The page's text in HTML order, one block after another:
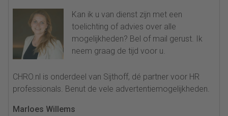
Kan ik u van dienst zijn met een
toelichting of advies over alle
mogelijkheden? Bel of mail gerust. Ik
neem graag de tijd voor u.
CHRO.nl is onderdeel van Sijthoff, dé partner voor HR
professionals. Benut de vele advertentiemogelijkheden.
Marloes Willems